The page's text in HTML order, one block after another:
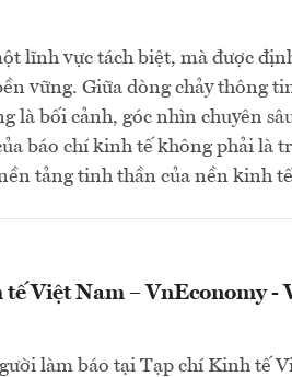
lĩnh vực tách biệt, mà được
vững. Giữa dòng chảy thông
là bối cảnh, góc nhìn chuyên
báo chí kinh tế không phải là
tảng tinh thần của nền kinh
Việt Nam – VnEconomy -
làm báo tại Tạp chí Kinh tế